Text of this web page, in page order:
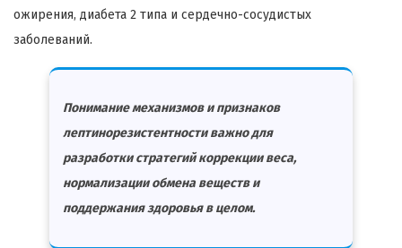
ожирения, диабета 2 типа и сердечно-сосудистых
заболеваний.
Понимание механизмов и признаков
лептинорезистентности важно для
разработки стратегий коррекции веса,
нормализации обмена веществ и
поддержания здоровья в целом.